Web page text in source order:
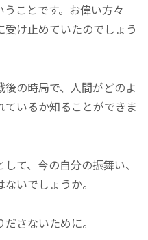
ことです。お偉い方々
け止めていたのでしょう
の時局で、人間がどのよ
いるか知ることができま
て、今の自分の振舞い、
いでしょうか。
さないために。